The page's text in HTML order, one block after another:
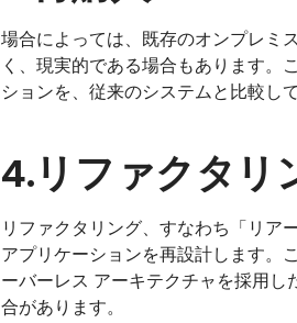
場合によっては、既存のオンプレミ
く、現実的である場合もあります
ションを、従来のシステムと比較し
4.リファクタリ
リファクタリング、すなわち「リア
アプリケーションを再設計します。
ーバーレス アーキテクチャを採用
合があります。